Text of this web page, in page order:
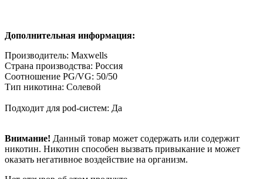
Дополнительная информация:
Производитель: Maxwells
Страна производства: Россия
Соотношение PG/VG: 50/50
Тип никотина: Солевой
Подходит для pod-систем: Да
Внимание! Данный товар может содержать или содержит
никотин. Никотин способен вызвать привыкание и может
оказать негативное воздействие на организм.